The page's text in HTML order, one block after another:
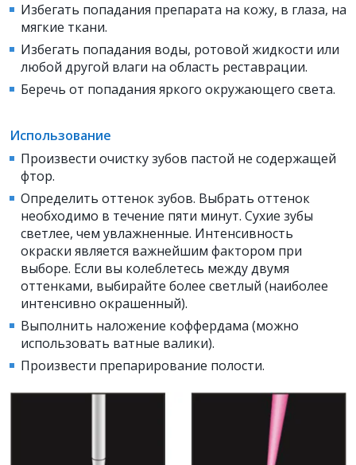
Избегать попадания препарата на кожу, в глаза, на
мягкие ткани.
Избегать попадания воды, ротовой жидкости или
любой другой влаги на область реставрации.
Беречь от попадания яркого окружающего света.
Использование
Произвести очистку зубов пастой не содержащей
фтор.
Определить оттенок зубов. Выбрать оттенок
необходимо в течение пяти минут. Сухие зубы
светлее, чем увлажненные. Интенсивность
окраски является важнейшим фактором при
выборе. Если вы колеблетесь между двумя
оттенками, выбирайте более светлый (наиболее
интенсивно окрашенный).
Выполнить наложение коффердама (можно
использовать ватные валики).
Произвести препарирование полости.